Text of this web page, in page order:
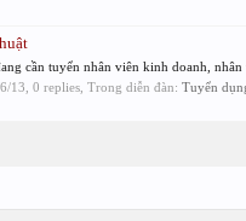
cần tuyển nhân viên kinh doanh,
13 , 0 replies, Trong diễn đàn: Tuyển